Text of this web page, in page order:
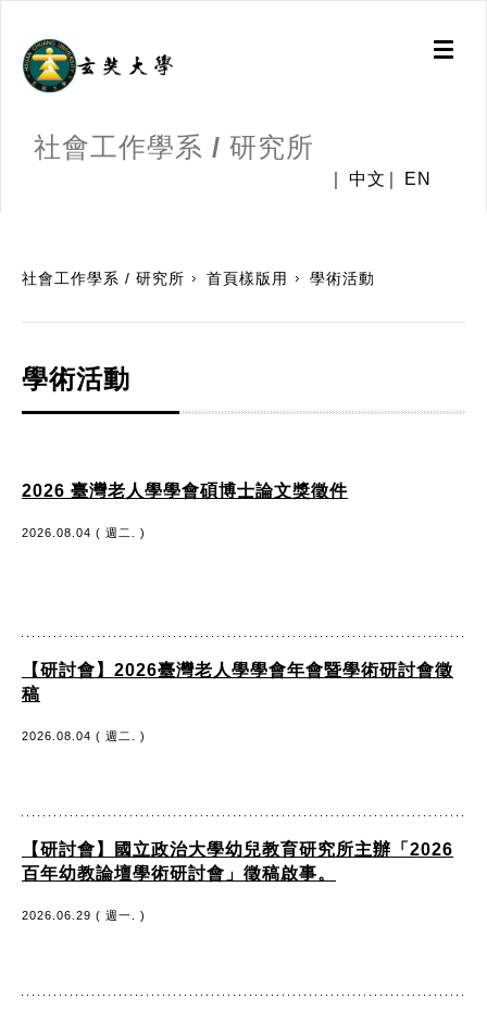
Toggle
社會工作學系 / 研究所
中文 EN
社會工作學系 / 研究所 首頁樣版用 學術活動
學術活動
2026 臺灣老人學學會碩博士論文獎徵件
2026.08.04 ( 週二. )
【研討會】2026臺灣老人學學會年會暨學術研討會徵
稿
2026.08.04 ( 週二. )
【研討會】國立政治大學幼兒教育研究所主辦「2026
百年幼教論壇學術研討會」徵稿啟事。
2026.06.29 ( 週一. )